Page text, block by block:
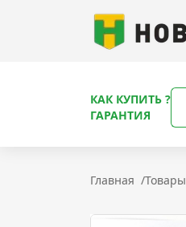
КАК КУПИТЬ ?
ГАРАНТИЯ
Главная /Товары